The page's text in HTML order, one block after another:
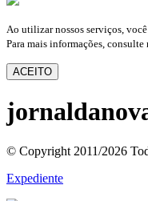
Ao utilizar nossos serviços,
Para mais informações, consulte
ACEITO
© Copyright 2011/2026
Expediente